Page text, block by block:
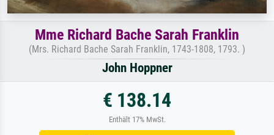
Mme Richard Bache Sarah Franklin
(Mrs. Richard Bache Sarah Franklin, 1743-1808, 1793. )
John Hoppner
€ 138.14
Enthält 17% MwSt.